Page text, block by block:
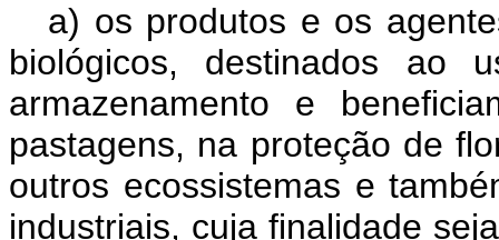
a) os produtos e os
biológicos, destinados ao
armazenamento e
pastagens, na proteção de
outros ecossistemas e
industriais, cuja finalidade